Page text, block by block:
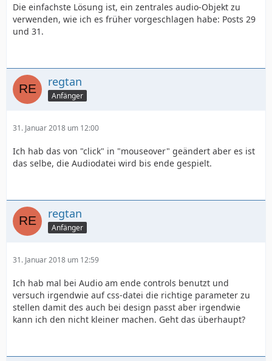
Die einfachste Lösung ist, ein zentrales audio-Objekt zu
verwenden, wie ich es früher vorgeschlagen habe: Posts 29
und 31.
regtan
Anfänger
31. Januar 2018 um 12:00
Ich hab das von "click" in "mouseover" geändert aber es ist
das selbe, die Audiodatei wird bis ende gespielt.
regtan
Anfänger
31. Januar 2018 um 12:59
Ich hab mal bei Audio am ende controls benutzt und
versuch irgendwie auf css-datei die richtige parameter zu
stellen damit des auch bei design passt aber irgendwie
kann ich den nicht kleiner machen. Geht das überhaupt?